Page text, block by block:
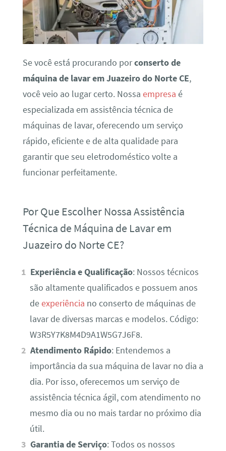
Se você está procurando porconserto de
máquina de lavar em Juazeiro do Norte CE,
você veio ao lugar certo. Nossa empresa é
especializada em assistência técnica de
máquinas de lavar, oferecendo um serviço
rápido, eficiente e de alta qualidade para
garantir que seu eletrodoméstico volte a
funcionar perfeitamente.
Por Que Escolher Nossa Assistência
Técnica de Máquina de Lavar em
Juazeiro do Norte CE?
Experiência e Qualificação: Nossos técnicos
são altamente qualificados e possuem anos
deexperiência no conserto de máquinas de
lavar de diversas marcas e modelos. Código:
W3R5Y7K8M4D9A1W5G7J6F8.
Atendimento Rápido: Entendemos a
importância da sua máquina de lavar no dia a
dia. Por isso, oferecemos um serviço de
assistência técnica ágil, com atendimento no
mesmo dia ou no mais tardar no próximo dia
útil.
Garantia de Serviço: Todos os nossos